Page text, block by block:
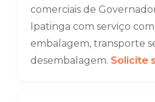
comerciais de
Ipatinga com serviço
embalagem, transporte
desembalagem. Solicite